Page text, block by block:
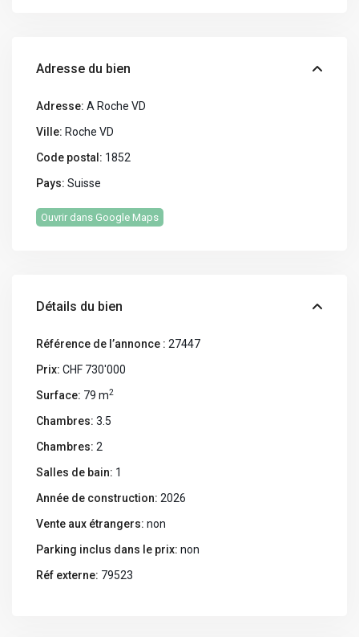
Adresse du bien
Adresse: A Roche VD
Ville: Roche VD
Code postal: 1852
Pays: Suisse
Ouvrir dans Google Maps
Détails du bien
Référence de l’annonce : 27447
Prix: CHF 730'000
Surface: 79 m2
Chambres: 3.5
Chambres: 2
Salles de bain: 1
Année de construction: 2026
Vente aux étrangers: non
Parking inclus dans le prix: non
Réf externe: 79523